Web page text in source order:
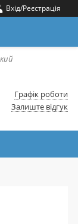
Вхід/Реєстрація
Графік роботи
Залиште відгук